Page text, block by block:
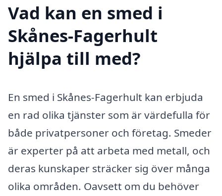
Vad kan en smed i
Skånes-Fagerhult
hjälpa till med?
En smed i Skånes-Fagerhult kan erbjuda
en rad olika tjänster som är värdefulla för
både privatpersoner och företag. Smeder
är experter på att arbeta med metall, och
deras kunskaper sträcker sig över många
olika områden. Oavsett om du behöver